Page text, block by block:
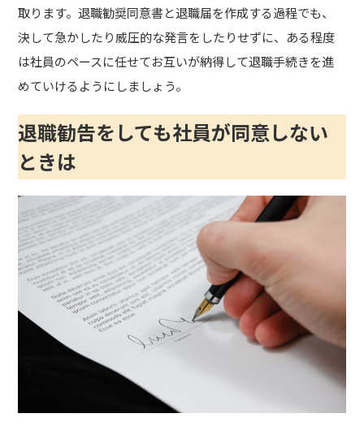
取ります。退職勧奨同意書と退職届を作成する過程でも、
決して急かしたり威圧的な発言をしたりせずに、ある程度
は社員のペースに任せてお互いが納得して退職手続きを進
めていけるようにしましょう。
退職勧告をしても社員が同意しない
ときは